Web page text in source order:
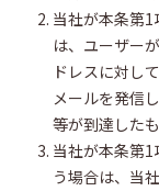
当社が本条第
は、ユーザー
ドレスに対し
メールを発信
等が到達した
当社が本条第
う場合は、当